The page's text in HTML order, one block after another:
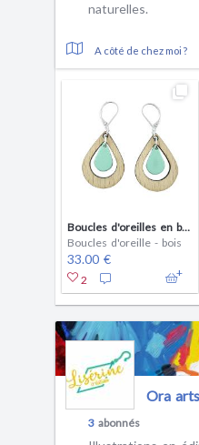
naturelles.
A côté de chez moi ?
Boucles d'oreilles en bois et cuir AMANDE Menthe
Boucles d'oreille - bois
33.00 €
2
Ora
3 abonnés